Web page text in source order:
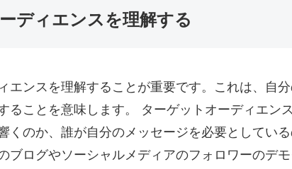
ディエンスを理解する
エンスを理解することが重要です。これは、自
ることを意味します。 ターゲットオーディエン
くのか、誰が自分のメッセージを必要としてい
ブログやソーシャルメディアのフォロワーのデ